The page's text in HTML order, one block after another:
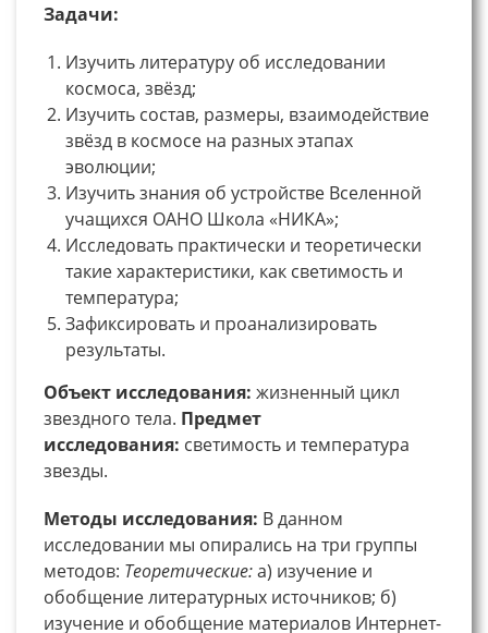
Задачи:
Изучить литературу об исследовании
космоса, звёзд;
Изучить состав, размеры, взаимодействие
звёзд в космосе на разных этапах
эволюции;
Изучить знания об устройстве Вселенной
учащихся ОАНО Школа «НИКА»;
Исследовать практически и теоретически
такие характеристики, как светимость и
температура;
Зафиксировать и проанализировать
результаты.
Объект исследования: жизненный цикл
звездного тела. Предмет
исследования: светимость и температура
звезды.
Методы исследования: В данном
исследовании мы опирались на три группы
методов: Теоретические:а) изучение и
обобщение литературных источников; б)
изучение и обобщение материалов Интернет-